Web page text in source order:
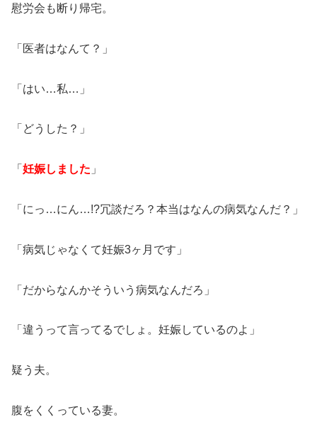
慰労会も断り帰宅。
「医者はなんて？」
「はい…私…」
「どうした？」
「 妊娠しました 」
「にっ…にん…!?冗談だろ？本当はなんの病気なんだ？」
「病気じゃなくて妊娠3ヶ月です」
「だからなんかそういう病気なんだろ」
「違うって言ってるでしょ。妊娠しているのよ」
疑う夫。
腹をくくっている妻。